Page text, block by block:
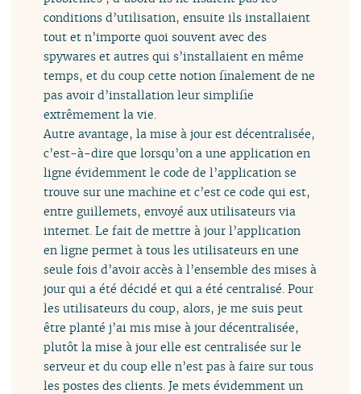
conditions d’utilisation, ensuite ils installaient
tout et n’importe quoi souvent avec des
spywares et autres qui s’installaient en même
temps, et du coup cette notion finalement de ne
pas avoir d’installation leur simplifie
extrêmement la vie.
Autre avantage, la mise à jour est décentralisée,
c’est-à-dire que lorsqu’on a une application en
ligne évidemment le code de l’application se
trouve sur une machine et c’est ce code qui est,
entre guillemets, envoyé aux utilisateurs via
internet. Le fait de mettre à jour l’application
en ligne permet à tous les utilisateurs en une
seule fois d’avoir accès à l’ensemble des mises à
jour qui a été décidé et qui a été centralisé. Pour
les utilisateurs du coup, alors, je me suis peut
être planté j’ai mis mise à jour décentralisée,
plutôt la mise à jour elle est centralisée sur le
serveur et du coup elle n’est pas à faire sur tous
les postes des clients. Je mets évidemment un